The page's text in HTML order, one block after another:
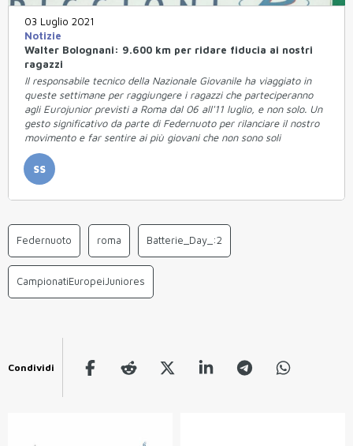
03 Luglio 2021
Notizie
Walter Bolognani: 9.600 km per ridare fiducia ai nostri
ragazzi
Il responsabile tecnico della Nazionale Giovanile ha viaggiato in
queste settimane per raggiungere i ragazzi che parteciperanno
agli Eurojunior previsti a Roma dal 06 all'11 luglio, e non solo. Un
gesto significativo da parte di Federnuoto per rilanciare il nostro
movimento e far sentire ai più giovani che non sono soli
SS
Federnuoto roma Batterie_Day_:2
CampionatiEuropeiJuniores
Condividi